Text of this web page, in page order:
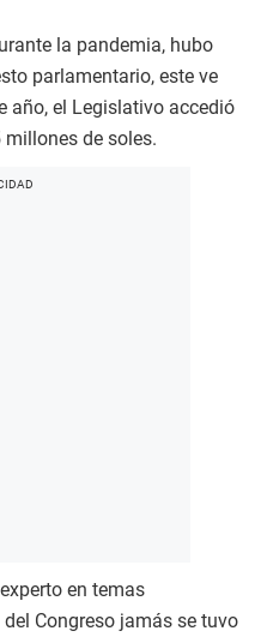
la pandemia, hubo
parlamentario, este ve
año, el Legislativo accedió
millones de soles.
en temas
Congreso jamás se tuvo